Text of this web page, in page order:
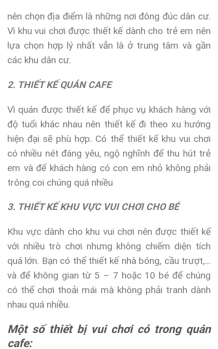
nên chọn địa điểm là những nơi đông đúc dân cư.
Vì khu vui chơi được thiết kế dành cho trẻ em nên
lựa chọn hợp lý nhất vẫn là ở trung tâm và gần
các khu dân cư.
2. THIẾT KẾ QUÁN CAFE
Vì quán được thiết kế để phục vụ khách hàng với
độ tuổi khác nhau nên thiết kế đi theo xu hướng
hiện đại sẽ phù hợp. Có thể thiết kế khu vui chơi
có nhiều nét đáng yêu, ngộ nghĩnh để thu hút trẻ
em và để khách hàng có con em nhỏ không phải
trông coi chúng quá nhiều
3. THIẾT KẾ KHU VỰC VUI CHƠI CHO BÉ
Khu vực dành cho khu vui chơi nên được thiết kế
với nhiều trò chơi nhưng không chiếm diện tích
quá lớn. Bạn có thể thiết kế nhà bóng, cầu trượt,…
và để không gian từ 5 – 7 hoặc 10 bé để chúng
có thể chơi thoải mái mà không phải tranh dành
nhau quá nhiều.
Một số thiết bị vui chơi có trong quán
cafe: